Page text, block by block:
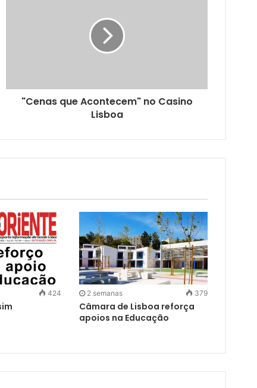
"Cenas que Acontecem" no Casino
Lisboa
424 2 semanas 379
Câmara de Lisboa reforça
apoios na Educação